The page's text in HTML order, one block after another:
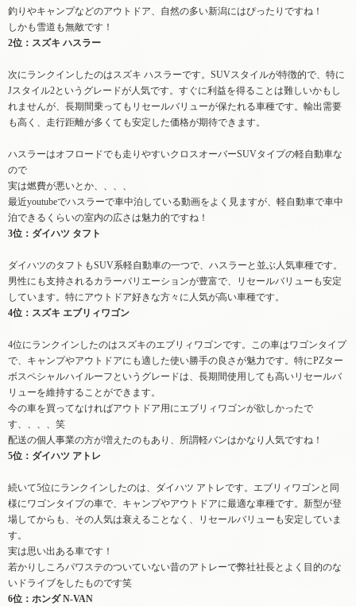
釣りやキャンプなどのアウトドア、自然の多い新潟にはぴったりですね！
しかも雪道も無敵です！
2位：スズキ ハスラー
次にランクインしたのはスズキ ハスラーです。SUVスタイルが特徴的で、特に
Jスタイル2というグレードが人気です。すぐに利益を得ることは難しいかもし
れませんが、長期間乗ってもリセールバリューが保たれる車種です。輸出需要
も高く、走行距離が多くても安定した価格が期待できます。
ハスラーはオフロードでも走りやすいクロスオーバーSUVタイプの軽自動車な
ので
実は燃費が悪いとか、、、、
最近youtubeでハスラーで車中泊している動画をよく見ますが、軽自動車で車中
泊できるくらいの室内の広さは魅力的ですね！
3位：ダイハツ タフト
ダイハツのタフトもSUV系軽自動車の一つで、ハスラーと並ぶ人気車種です。
男性にも支持されるカラーバリエーションが豊富で、リセールバリューも安定
しています。特にアウトドア好きな方々に人気が高い車種です。
4位：スズキ エブリィワゴン
4位にランクインしたのはスズキのエブリィワゴンです。この車はワゴンタイプ
で、キャンプやアウトドアにも適した使い勝手の良さが魅力です。特にPZター
ボスペシャルハイルーフというグレードは、長期間使用しても高いリセールバ
リューを維持することができます。
今の車を買ってなければアウトドア用にエブリィワゴンが欲しかったで
す、、、、笑
配送の個人事業の方が増えたのもあり、所謂軽バンはかなり人気ですね！
5位：ダイハツ アトレ
続いて5位にランクインしたのは、ダイハツ アトレです。エブリィワゴンと同
様にワゴンタイプの車で、キャンプやアウトドアに最適な車種です。新型が登
場してからも、その人気は衰えることなく、リセールバリューも安定していま
す。
実は思い出ある車です！
若かりしころパワステのついていない昔のアトレーで弊社社長とよく目的のな
いドライブをしたものです笑
6位：ホンダ N-VAN